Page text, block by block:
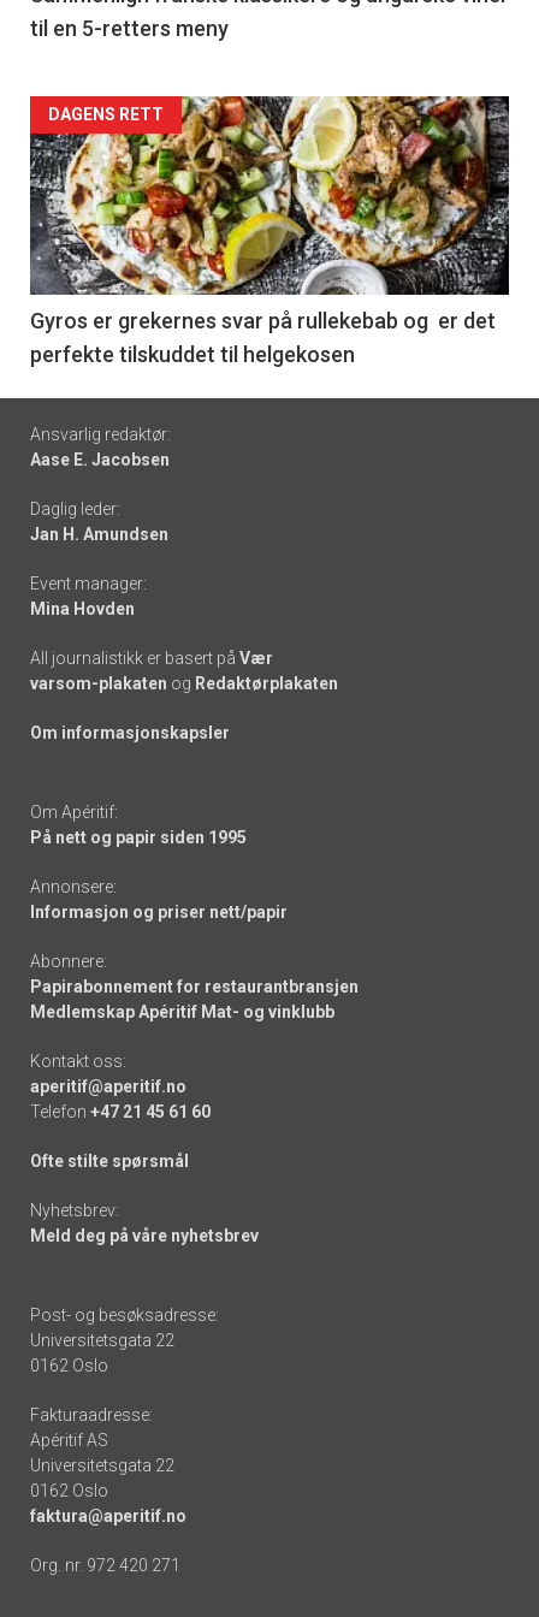
til en 5-retters meny
Forsiden
akkurat
nå
-
6
DAGENS RETT
Gyros er grekernes svar på rullekebab og er det
perfekte tilskuddet til helgekosen
Footer
-
links
Ansvarlig redaktør:
Aase E. Jacobsen
Daglig leder:
Jan H. Amundsen
Event manager:
Mina Hovden
All journalistikk er basert på Vær
varsom-plakaten og Redaktørplakaten
Om informasjonskapsler
Om Apéritif:
På nett og papir siden 1995
Annonsere:
Informasjon og priser nett/papir
Abonnere:
Papirabonnement for restaurantbransjen
Medlemskap Apéritif Mat- og vinklubb
Kontakt oss:
aperitif@aperitif.no
Telefon +47 21 45 61 60
Ofte stilte spørsmål
Nyhetsbrev:
Meld deg på våre nyhetsbrev
Post- og besøksadresse:
Universitetsgata 22
0162 Oslo
Fakturaadresse:
Apéritif AS
Universitetsgata 22
0162 Oslo
faktura@aperitif.no
Org. nr. 972 420 271